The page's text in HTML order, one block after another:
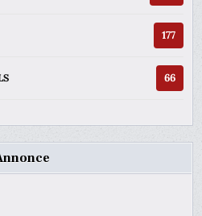
177
66